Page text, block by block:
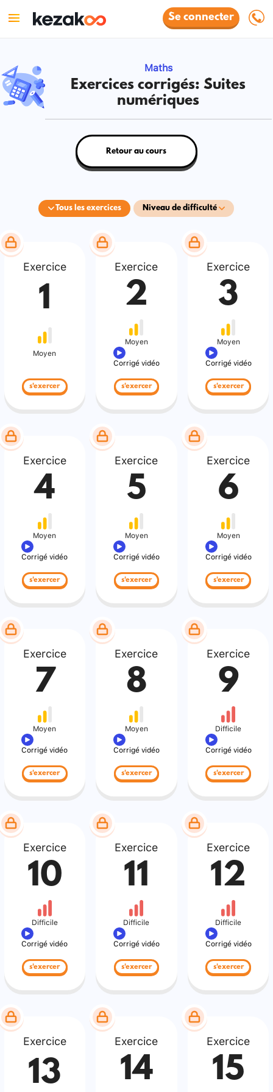
Se connecter
Maths
Exercices corrigés: Suites
numériques
Tous les exercices Niveau de difficulté
Retour au cours
Exercice
1
Moyen
s'exercer
Exercice
2
Moyen
Corrigé vidéo
s'exercer
Exercice
3
Moyen
Corrigé vidéo
s'exercer
Exercice
4
Moyen
Corrigé vidéo
s'exercer
Exercice
5
Moyen
Corrigé vidéo
s'exercer
Exercice
6
Moyen
Corrigé vidéo
s'exercer
Exercice
7
Moyen
Corrigé vidéo
s'exercer
Exercice
8
Moyen
Corrigé vidéo
s'exercer
Exercice
9
Difficile
Corrigé vidéo
s'exercer
Exercice
10
Difficile
Corrigé vidéo
s'exercer
Exercice
11
Difficile
Corrigé vidéo
s'exercer
Exercice
12
Difficile
Corrigé vidéo
s'exercer
Exercice
13
Exercice
14
Exercice
15